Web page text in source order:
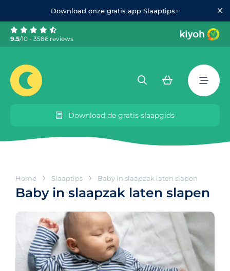
Download onze gratis app Slaaptips+
9.5/10 - 3586 reviews
Download de gratis slaapgids
Home Slaaptips Baby in slaapzak laten slapen
Baby in slaapzak laten slapen